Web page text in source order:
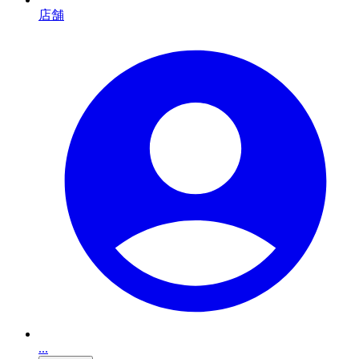
店舗
...